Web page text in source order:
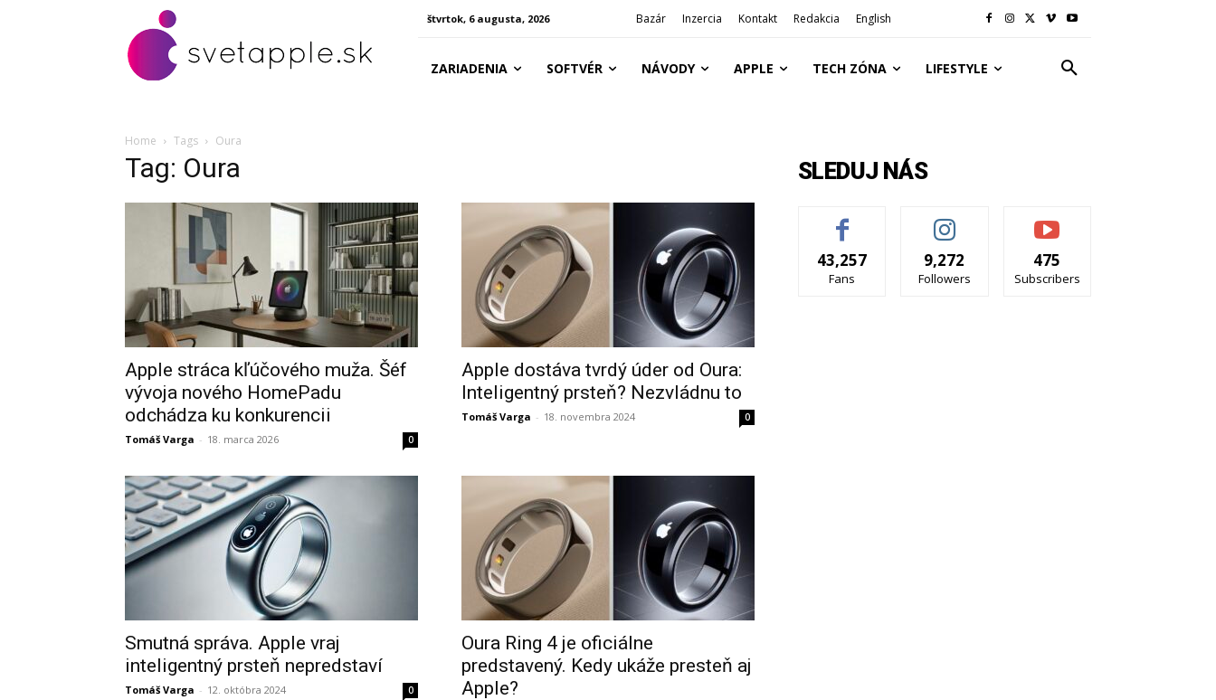
štvrtok, 6 augusta, 2026 Bazár Inzercia Kontakt Redakcia English
ZARIADENIA SOFTVÉR NÁVODY APPLE TECH ZÓNA LIFESTYLE
Home Tags Oura
Tag: Oura
Apple stráca kľúčového muža. Šéf
vývoja nového HomePadu
odchádza ku konkurencii
Tomáš Varga - 18. marca 2026 0
Apple dostáva tvrdý úder od Oura:
Inteligentný prsteň? Nezvládnu to
Tomáš Varga - 18. novembra 2024 0
Smutná správa. Apple vraj
inteligentný prsteň nepredstaví
Tomáš Varga - 12. októbra 2024 0
Oura Ring 4 je oficiálne
predstavený. Kedy ukáže presteň aj
Apple?
SLEDUJ NÁS
43,257
Fans
9,272
Followers
475
Subscribers